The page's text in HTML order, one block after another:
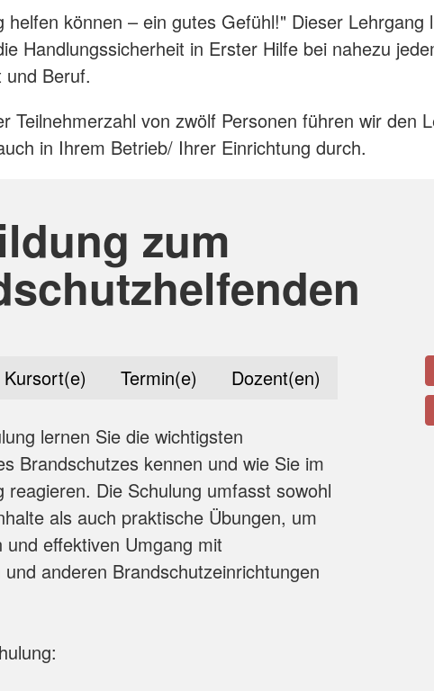
helfen können – ein gutes Gefühl!" Dieser Lehrgang
Handlungssicherheit in Erster Hilfe bei nahezu
und Beruf.
Teilnehmerzahl von zwölf Personen führen wir den
in Ihrem Betrieb/ Ihrer Einrichtung durch.
zum
Kursort(e) Termin(e) Dozent(en)
lernen Sie die wichtigsten
Brandschutzes kennen und wie Sie im
reagieren. Die Schulung umfasst sowohl
als auch praktische Übungen, um
und effektiven Umgang mit
anderen Brandschutzeinrichtungen